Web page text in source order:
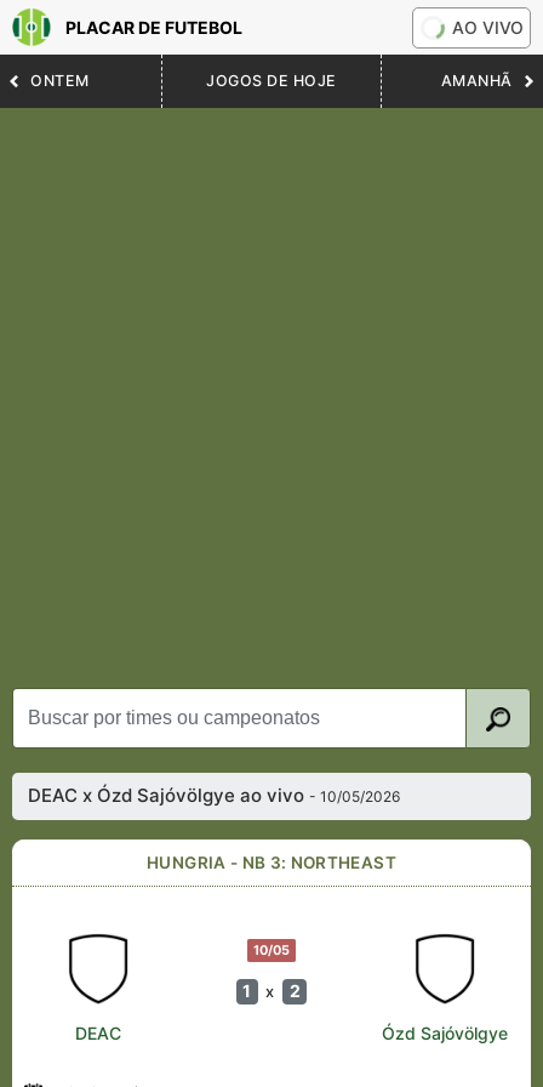
PLACAR DE FUTEBOL AO VIVO
ONTEM JOGOS DE HOJE AMANHÃ
DEAC x Ózd Sajóvölgye ao vivo- 10/05/2026
HUNGRIA - NB 3: NORTHEAST
10/05
1 x 2
DEAC Ózd Sajóvölgye